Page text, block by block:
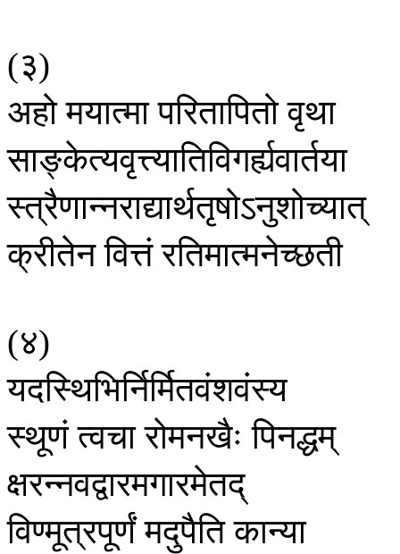
(३)
अहोमयात्मापरितापितोवृथा
साङ्केत्यवृत्त्यातिविगर्ह्यवार्तया
स्त्रैणान्नराद्यार्थतृषोऽनुशोच्यात्
क्रीतेनवित्तंरतिमात्मनेच्छती
(४)
यदस्थिभिर्निर्मितवंशवंस्य
स्थूणंत्वचारोमनखैः पिनद्धम्
क्षरन्नवद्वारमगारमेतद्
विण्मूत्रपूर्णंमदुपैतिकान्या